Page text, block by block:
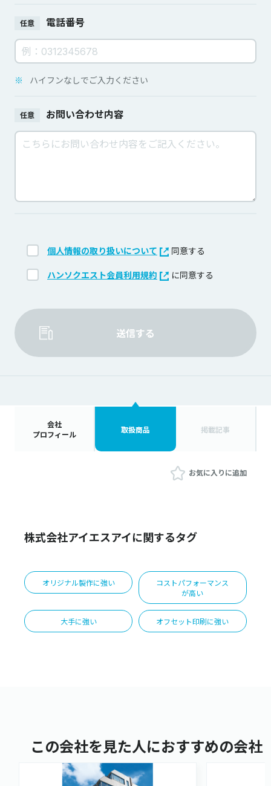
任意 電話番号
※ ハイフンなしでご入力ください
任意 お問い合わせ内容
個人情報の取り扱いについて 同意する
ハンソクエスト会員利用規約 に同意する
送信する
会社
プロフィール
取扱商品 掲載記事
お気に入りに追加
株式会社アイエスアイに関するタグ
オリジナル製作に強い
コストパフォーマンス
が高い
大手に強い オフセット印刷に強い
この会社を見た人におすすめの会社